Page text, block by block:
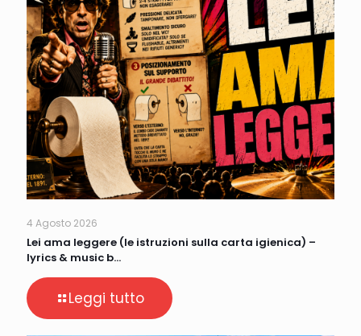
4 Agosto 2026
Lei ama leggere (le istruzioni sulla carta igienica) –
lyrics & music b…
Leggi tutto